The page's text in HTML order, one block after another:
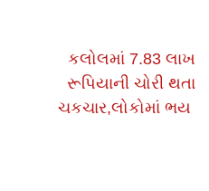
કલોલમાં 7.83 લાખ
રૂપિયાની ચોરી થતા
ચકચાર,લોકોમાં ભય